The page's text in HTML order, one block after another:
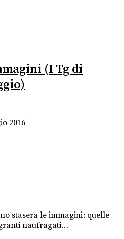
(I Tg di
2016
stasera le immagini: quelle
naufragati…